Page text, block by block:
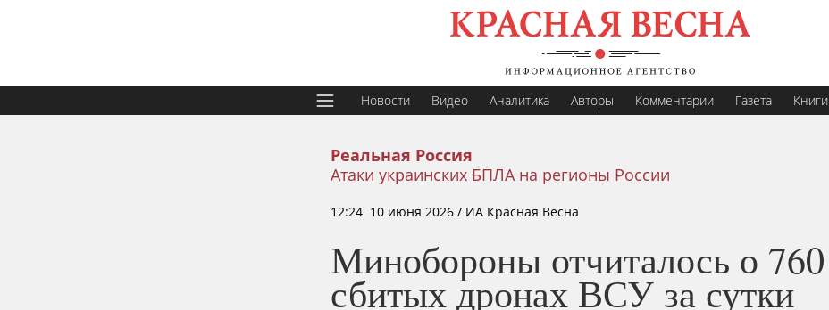
Новости Видео Аналитика Авторы Комментарии Газета Книги
Реальная Россия
Атаки украинских БПЛА на регионы России
12:24 10 июня 2026 / ИА Красная Весна
Минобороны отчиталось о 760
сбитых дронах ВСУ за сутки